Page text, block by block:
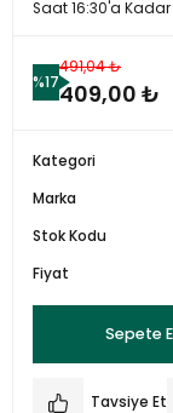
Saat 16:30'a
%17
491,04 ₺
409,00 ₺
Kategori
Marka
Stok Kodu
Fiyat
Sepete
Tavsiye Et